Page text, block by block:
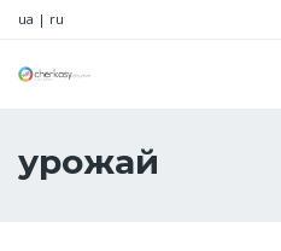
ua | ru
урожай